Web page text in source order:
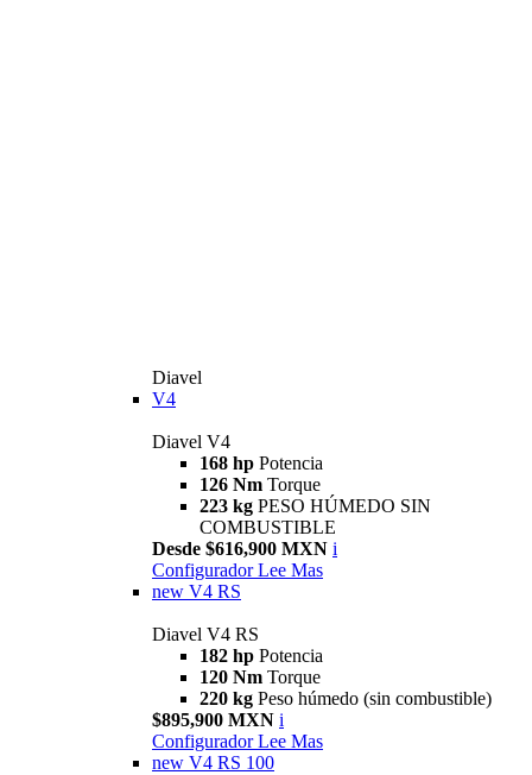
Diavel
V4
Diavel V4
168 hp Potencia
126 Nm Torque
223 kg PESO HÚMEDO SIN
COMBUSTIBLE
Desde $616,900 MXN i
Configurador Lee Mas
new V4 RS
Diavel V4 RS
182 hp Potencia
120 Nm Torque
220 kg Peso húmedo (sin combustible)
$895,900 MXN i
Configurador Lee Mas
new V4 RS 100